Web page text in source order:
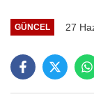
GÜNCEL 27